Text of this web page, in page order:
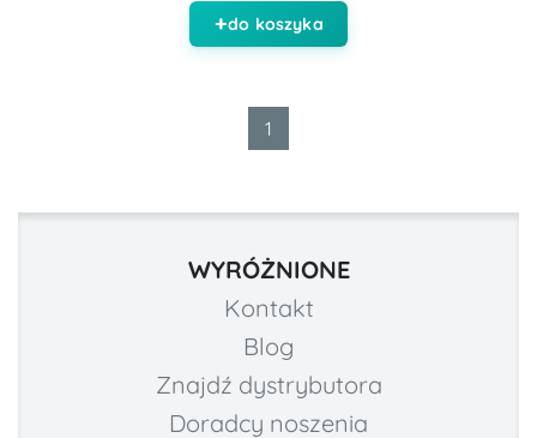
do koszyka
1
WYRÓŻNIONE
Kontakt
Blog
Znajdź dystrybutora
Doradcy noszenia